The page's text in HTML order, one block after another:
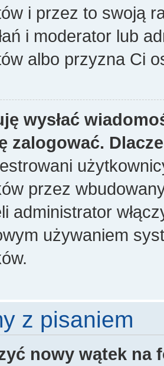
i przez to swoją
i moderator lub
albo przyzna Ci
wysłać
zalogować.
przez
administrator
używaniem
z pisaniem
nowy wątek na